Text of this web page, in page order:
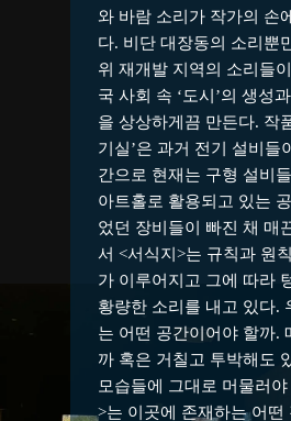
와 바람 소리가 작가의 손
다. 비단 대장동의 소리뿐
위 재개발 지역의 소리들
국 사회 속 ‘도시’의 생성
을 상상하게끔 만든다. 작
기실’은 과거 전기 설비들
간으로 현재는 구형 설비
아트홀로 활용되고 있는
었던 장비들이 빠진 채 매
서 <서식지>는 규칙과 원
가 이루어지고 그에 따라
황량한 소리를 내고 있다.
는 어떤 공간이어야 할까.
까 혹은 거칠고 투박해도
모습들에 그대로 머물러
>는 이곳에 존재하는 어떤